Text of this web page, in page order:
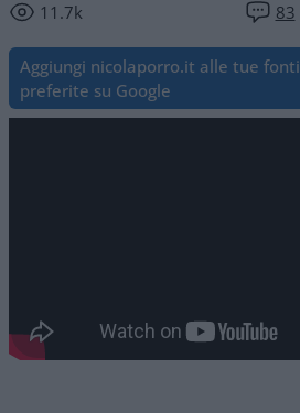
11.7k 83
Aggiungi nicolaporro.it alle tue fonti
preferite su Google